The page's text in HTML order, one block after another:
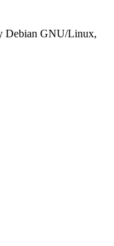
Debian GNU/Linux,